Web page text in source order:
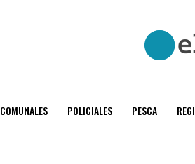
COMUNALES POLICIALES PESCA